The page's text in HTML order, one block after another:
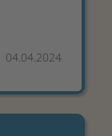
04.04.2024